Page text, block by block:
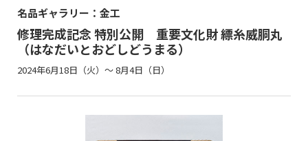
名品ギャラリー：金工
修理完成記念 特別公開 重要文化財 縹糸威胴丸
（はなだいとおどしどうまる）
2024年6月18日（火）～ 8月4日（日）